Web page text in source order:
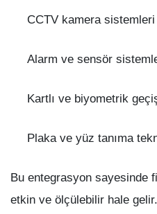
CCTV kamera sistemleri
Alarm ve sensör
Kartlı ve biyometrik
Plaka ve yüz tanıma
Bu entegrasyon sayesinde
etkin ve ölçülebilir hale gelir.